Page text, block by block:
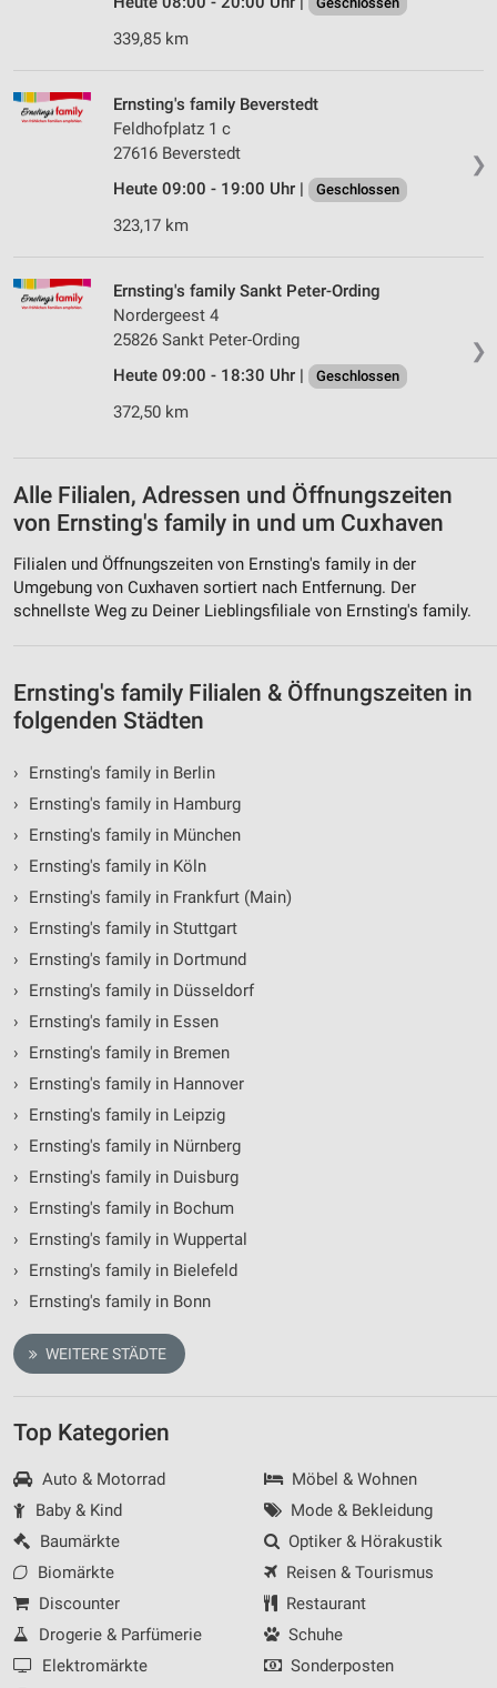
339,85 km
❯
Ernsting's family Beverstedt
Feldhofplatz 1 c
27616 Beverstedt
Heute 09:00 - 19:00 Uhr |
Geschlossen
323,17 km
❯
Ernsting's family Sankt Peter-Ording
Nordergeest 4
25826 Sankt Peter-Ording
Heute 09:00 - 18:30 Uhr |
Geschlossen
372,50 km
Alle Filialen, Adressen und Öffnungszeiten
von Ernsting's family in und um Cuxhaven
Filialen und Öffnungszeiten von Ernsting's family in der
Umgebung von Cuxhaven sortiert nach Entfernung. Der
schnellste Weg zu Deiner Lieblingsfiliale von Ernsting's family.
Ernsting's family Filialen & Öffnungszeiten in
folgenden Städten
›
Ernsting's family in Berlin
›
Ernsting's family in Hamburg
›
Ernsting's family in München
›
Ernsting's family in Köln
›
Ernsting's family in Frankfurt (Main)
›
Ernsting's family in Stuttgart
›
Ernsting's family in Dortmund
›
Ernsting's family in Düsseldorf
›
Ernsting's family in Essen
›
Ernsting's family in Bremen
›
Ernsting's family in Hannover
›
Ernsting's family in Leipzig
›
Ernsting's family in Nürnberg
›
Ernsting's family in Duisburg
›
Ernsting's family in Bochum
›
Ernsting's family in Wuppertal
›
Ernsting's family in Bielefeld
›
Ernsting's family in Bonn
WEITERE STÄDTE
Top Kategorien
Auto & Motorrad
Baby & Kind
Baumärkte
Biomärkte
Discounter
Drogerie & Parfümerie
Elektromärkte
Möbel & Wohnen
Mode & Bekleidung
Optiker & Hörakustik
Reisen & Tourismus
Restaurant
Schuhe
Sonderposten
Verwendung reduzierter Daten zur Auswahl von
IAB-Besonderheiten:
Verwendung genauer Standortdaten
Geräte anhand von aktiv angeforderten
Nicht-IAB-Verarbeitungszwecke:
Performance